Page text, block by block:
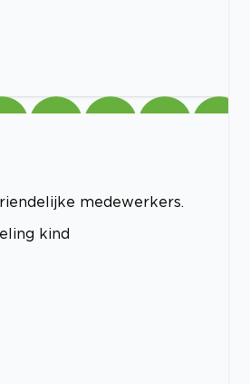
medewerkers.
kind